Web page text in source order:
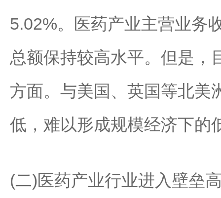
5.02%。医药产业主营业务
总额保持较高水平。但是，
方面。与美国、英国等北美
低，难以形成规模经济下的
(二)医药产业行业进入壁垒